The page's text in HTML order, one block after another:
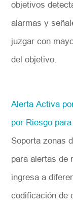
objetivos
alarmas y
juzgar con
del objetivo.
Alerta Activa
por Riesgo
Soporta zonas
para alertas de
ingresa a
codificación de